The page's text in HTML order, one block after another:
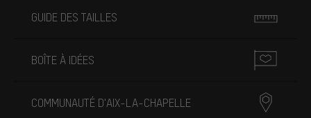
GUIDE DES TAILLES
BOÎTE À IDÉES
COMMUNAUTÉ D'AIX-LA-CHAPELLE